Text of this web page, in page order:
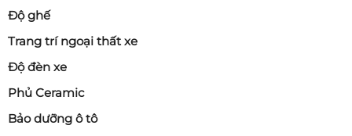
Độ ghế
Trang trí ngoại thất xe
Độ đèn xe
Phủ Ceramic
Bảo dưỡng ô tô